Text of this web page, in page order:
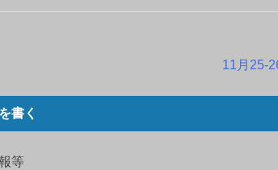
11月25-
書く
等